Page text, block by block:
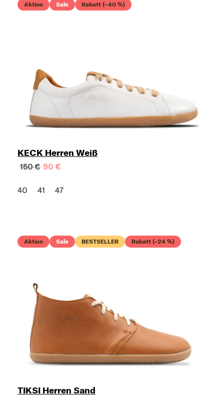
Aktion Sale Rabatt (–40 %)
KECK Herren Weiß
150 € 90 €
40 41 47
Aktion Sale BESTSELLER Rabatt (–24 %)
TIKSI Herren Sand